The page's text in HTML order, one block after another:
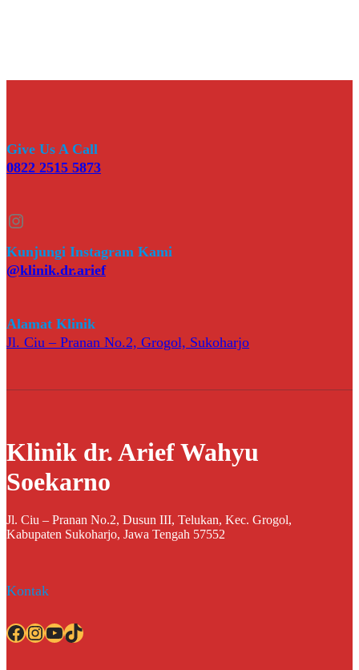
Give Us A Call
0822 2515 5873
Instagram
Kunjungi Instagram Kami
@klinik.dr.arief
Alamat Klinik
Jl. Ciu – Pranan No.2, Grogol, Sukoharjo
Klinik dr. Arief Wahyu
Soekarno
Jl. Ciu – Pranan No.2, Dusun III, Telukan, Kec. Grogol,
Kabupaten Sukoharjo, Jawa Tengah 57552
Kontak
Facebook InstagramYouTube TikTok